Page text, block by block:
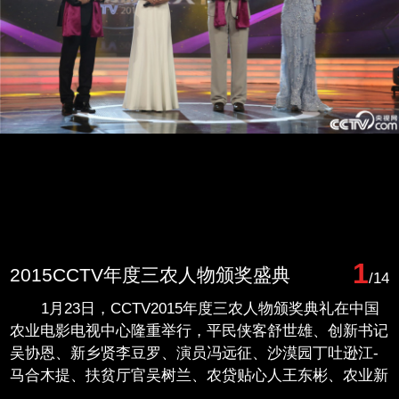
2015CCTV年度三农人物颁奖盛典 1/14
1月23日，CCTV2015年度三农人物颁奖典礼在中国
农业电影电视中心隆重举行，平民侠客舒世雄、创新书记
吴协恩、新乡贤李豆罗、演员冯远征、沙漠园丁吐逊江-
马合木提、扶贫厅官吴树兰、农贷贴心人王东彬、农业新